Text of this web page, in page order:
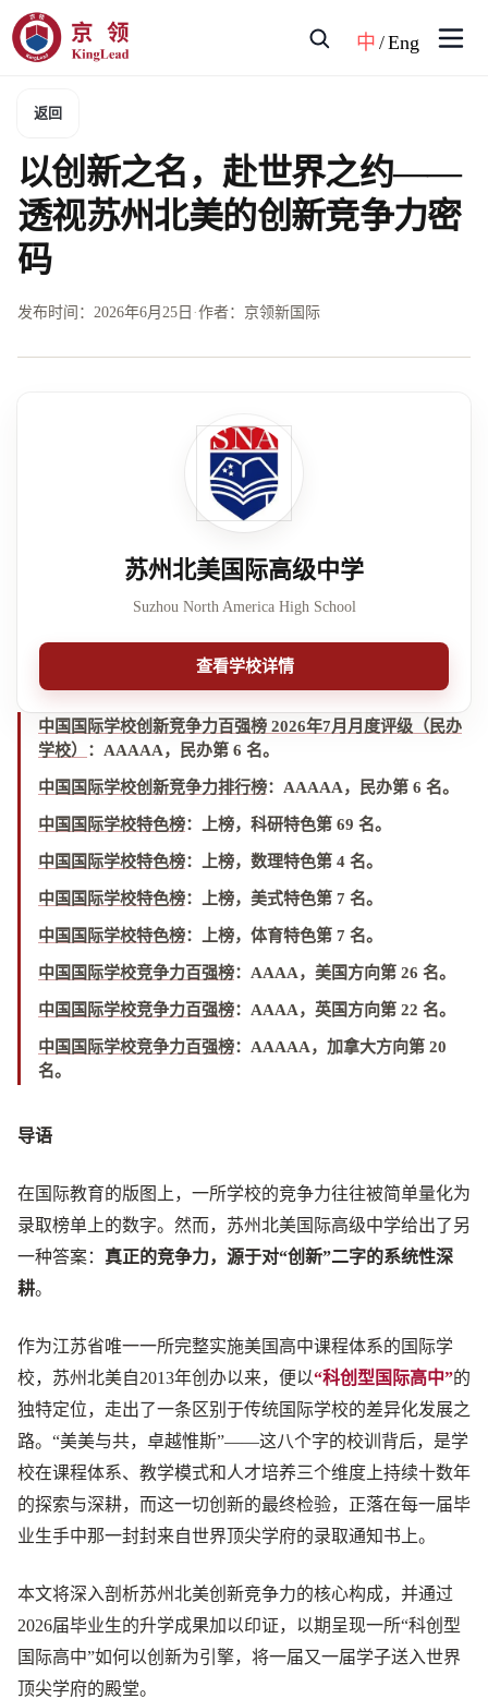
中 /Eng
返回
以创新之名，赴世界之约——
透视苏州北美的创新竞争力密
码
发布时间： 2026年6月25日 ·作者：京领新国际
中国国际学校创新竞争力百强榜 2026年7月月度评级（民办
学校）
： AAAAA，民办第 6 名。
中国国际学校创新竞争力排行榜： AAAAA，民办第 6 名。
中国国际学校特色榜： 上榜，科研特色第 69 名。
中国国际学校特色榜： 上榜，数理特色第 4 名。
中国国际学校特色榜： 上榜，美式特色第 7 名。
中国国际学校特色榜： 上榜，体育特色第 7 名。
中国国际学校竞争力百强榜： AAAA，美国方向第 26 名。
中国国际学校竞争力百强榜： AAAA，英国方向第 22 名。
中国国际学校竞争力百强榜： AAAAA，加拿大方向第 20
名。
导语
在国际教育的版图上，一所学校的竞争力往往被简单量化为
录取榜单上的数字。然而，苏州北美国际高级中学给出了另
一种答案： 真正的竞争力，源于对“创新”二字的系统性深
耕。
作为江苏省唯一一所完整实施美国高中课程体系的国际学
校，苏州北美自2013年创办以来，便以“科创型国际高中”的
独特定位，走出了一条区别于传统国际学校的差异化发展之
路。“美美与共，卓越惟斯”——这八个字的校训背后，是学
校在课程体系、教学模式和人才培养三个维度上持续十数年
的探索与深耕，而这一切创新的最终检验，正落在每一届毕
业生手中那一封封来自世界顶尖学府的录取通知书上。
本文将深入剖析苏州北美创新竞争力的核心构成，并通过
2026届毕业生的升学成果加以印证，以期呈现一所“科创型
国际高中”如何以创新为引擎，将一届又一届学子送入世界
顶尖学府的殿堂。
苏州北美国际高级中学
Suzhou North America High School
查看学校详情